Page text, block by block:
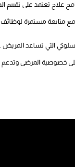
علاج تعتمد على تقييم
متابعة مستمرة لوظائف
التي تساعد
خصوصية المرضى